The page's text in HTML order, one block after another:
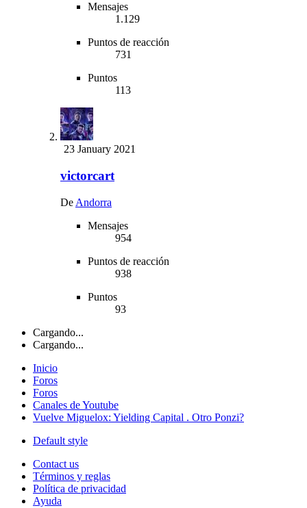
Mensajes
1.129
Puntos de reacción
731
Puntos
113
23 January 2021
victorcart
De Andorra
Mensajes
954
Puntos de reacción
938
Puntos
93
Cargando...
Cargando...
Inicio
Foros
Foros
Canales de Youtube
Vuelve Miguelox: Yielding Capital . Otro Ponzi?
Default style
Contact us
Términos y reglas
Política de privacidad
Ayuda